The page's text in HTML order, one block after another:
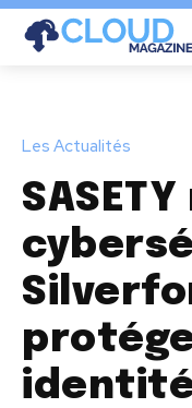
Les Actualités